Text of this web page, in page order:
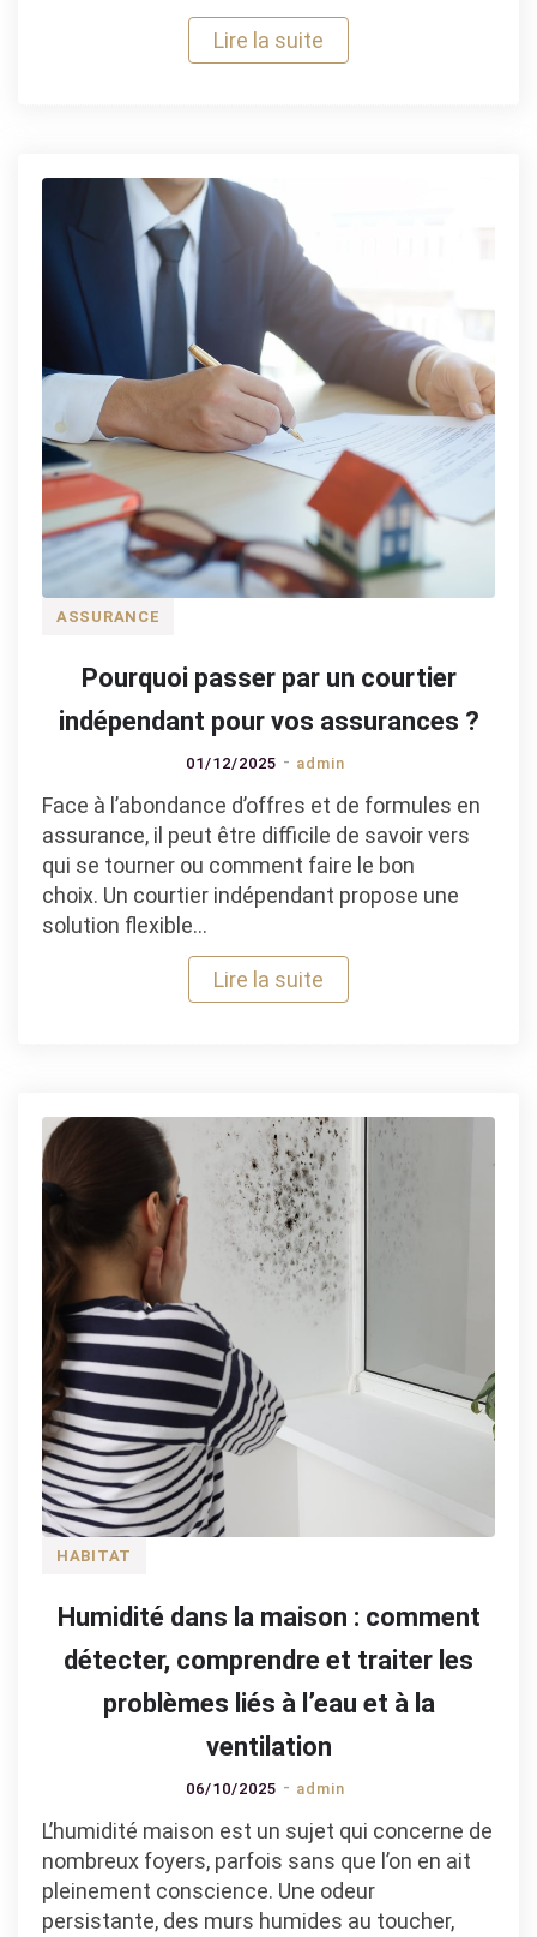
Lire la suite
ASSURANCE
Pourquoi passer par un courtier
indépendant pour vos assurances ?
01/12/2025 admin
Face à l’abondance d’offres et de formules en
assurance, il peut être difficile de savoir vers
qui se tourner ou comment faire le bon
choix. Un courtier indépendant propose une
solution flexible…
Lire la suite
HABITAT
Humidité dans la maison : comment
détecter, comprendre et traiter les
problèmes liés à l’eau et à la
ventilation
06/10/2025 admin
L’humidité maison est un sujet qui concerne de
nombreux foyers, parfois sans que l’on en ait
pleinement conscience. Une odeur
persistante, des murs humides au toucher,